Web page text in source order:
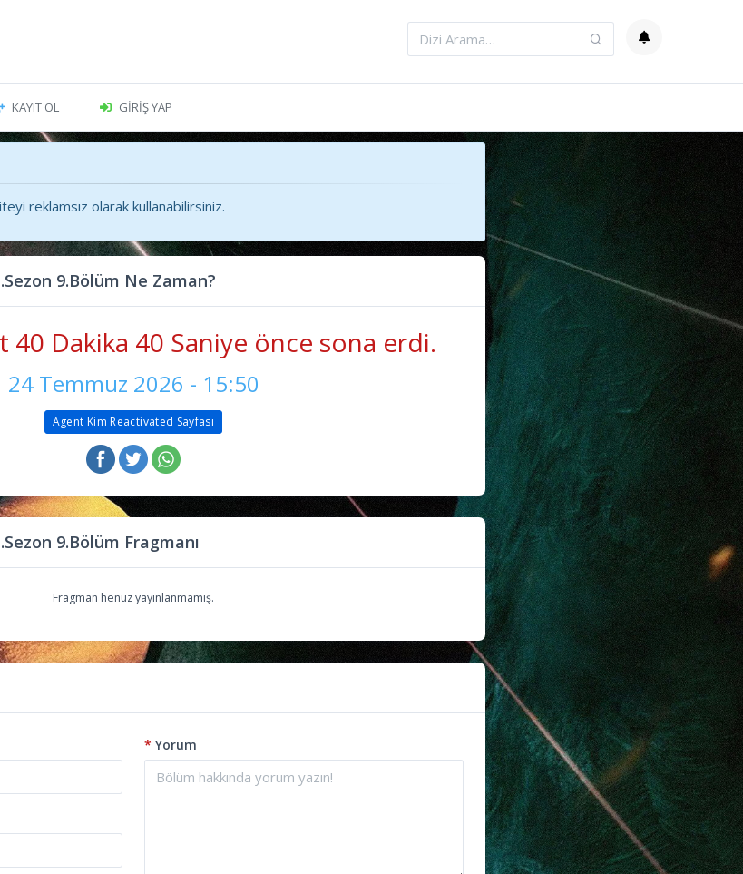
KAYIT OL GIRIŞ YAP
reklamsız olarak kullanabilirsiniz.
9.Bölüm Ne Zaman?
40 Dakika 41 Saniye önce sona erdi.
24 Temmuz 2026 - 15:50
Agent Kim Reactivated Sayfası
9.Bölüm Fragmanı
Fragman henüz yayınlanmamış.
* Yorum